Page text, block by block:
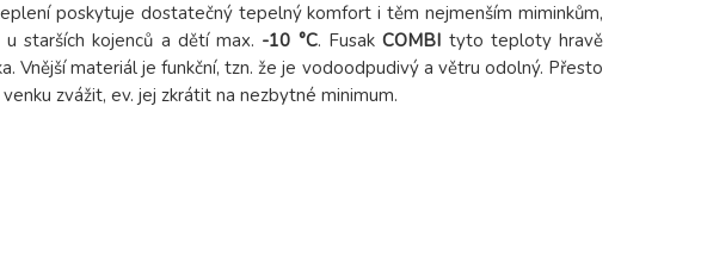
poskytuje dostatečný tepelný komfort i těm nejmenším miminkům,
u starších kojenců a dětí max. -10 °C. FusakCOMBI tyto teploty hravě
Vnější materiál je funkční, tzn. že je vodoodpudivý a větru odolný. Přesto
zvážit, ev. jej zkrátit na nezbytné minimum.